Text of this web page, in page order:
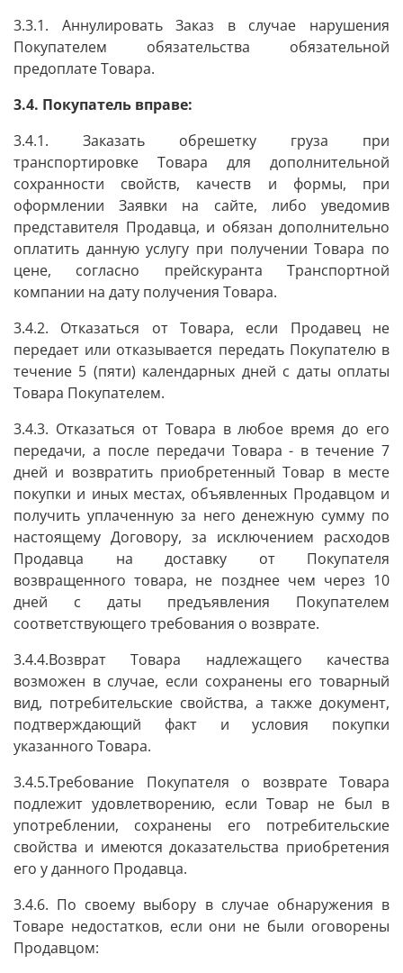
3.3.1. Аннулировать Заказ в случае нарушения
Покупателем обязательства обязательной
предоплате Товара.
3.4. Покупатель вправе:
3.4.1. Заказать обрешетку груза при
транспортировке Товара для дополнительной
сохранности свойств, качеств и формы, при
оформлении Заявки на сайте, либо уведомив
представителя Продавца, и обязан дополнительно
оплатить данную услугу при получении Товара по
цене, согласно прейскуранта Транспортной
компании на дату получения Товара.
3.4.2. Отказаться от Товара, если Продавец не
передает или отказывается передать Покупателю в
течение 5 (пяти) календарных дней с даты оплаты
Товара Покупателем.
3.4.3. Отказаться от Товара в любое время до его
передачи, а после передачи Товара - в течение 7
дней и возвратить приобретенный Товар в месте
покупки и иных местах, объявленных Продавцом и
получить уплаченную за него денежную сумму по
настоящему Договору, за исключением расходов
Продавца на доставку от Покупателя
возвращенного товара, не позднее чем через 10
дней с даты предъявления Покупателем
соответствующего требования о возврате.
3.4.4.Возврат Товара надлежащего качества
возможен в случае, если сохранены его товарный
вид, потребительские свойства, а также документ,
подтверждающий факт и условия покупки
указанного Товара.
3.4.5.Требование Покупателя о возврате Товара
подлежит удовлетворению, если Товар не был в
употреблении, сохранены его потребительские
свойства и имеются доказательства приобретения
его у данного Продавца.
3.4.6. По своему выбору в случае обнаружения в
Товаре недостатков, если они не были оговорены
Продавцом: